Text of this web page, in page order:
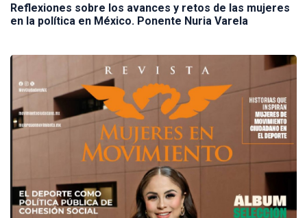
Reflexiones sobre los avances y retos de las mujeres
en la política en México. Ponente Nuria Varela